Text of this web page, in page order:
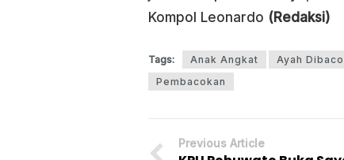
Kompol Leonardo (Redaksi)
Tags: Anak Angkat Ayah
Pembacokan
Previous Article